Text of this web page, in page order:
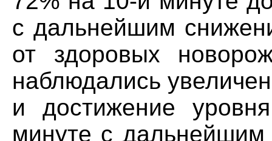
с дальнейшим
от здоровых
наблюдались
и достижение
минуте с дальнейшим